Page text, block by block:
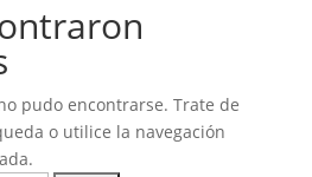
pudo encontrarse. Trate de
o utilice la navegación